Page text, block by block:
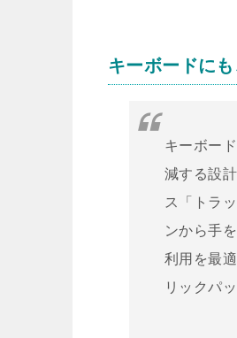
キーボードにも
キーボー
減する設
ス「トラ
ンから手
利用を最
リックパ